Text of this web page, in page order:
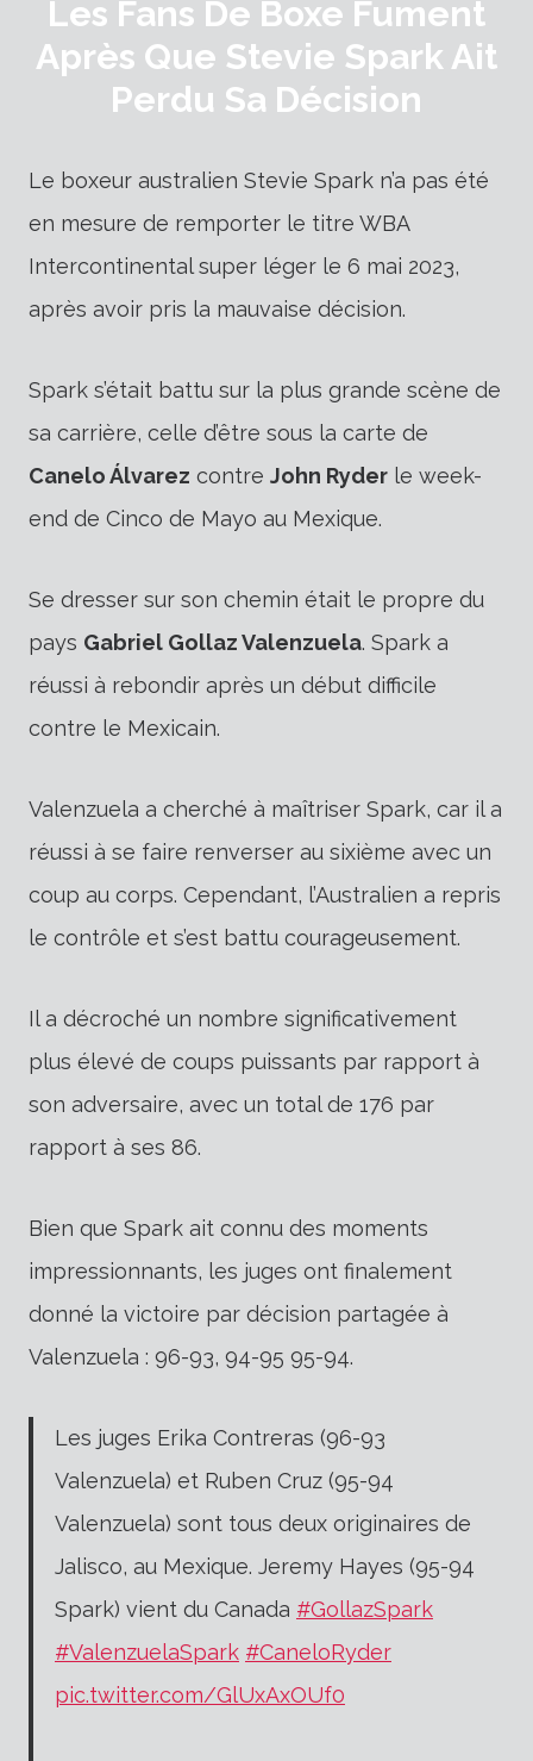
Les Fans De Boxe Fument
Après Que Stevie Spark Ait
Perdu Sa Décision
Le boxeur australien Stevie Spark n’a pas été
en mesure de remporter le titre WBA
Intercontinental super léger le 6 mai 2023,
après avoir pris la mauvaise décision.
Spark s’était battu sur la plus grande scène de
sa carrière, celle d’être sous la carte de
Canelo Álvarez contre John Ryder le week-
end de Cinco de Mayo au Mexique.
Se dresser sur son chemin était le propre du
pays Gabriel Gollaz Valenzuela. Spark a
réussi à rebondir après un début difficile
contre le Mexicain.
Valenzuela a cherché à maîtriser Spark, car il a
réussi à se faire renverser au sixième avec un
coup au corps. Cependant, l’Australien a repris
le contrôle et s’est battu courageusement.
Il a décroché un nombre significativement
plus élevé de coups puissants par rapport à
son adversaire, avec un total de 176 par
rapport à ses 86.
Bien que Spark ait connu des moments
impressionnants, les juges ont finalement
donné la victoire par décision partagée à
Valenzuela : 96-93, 94-95 95-94️.
Les juges Erika Contreras (96-93
Valenzuela) et Ruben Cruz (95-94
Valenzuela) sont tous deux originaires de
Jalisco, au Mexique. Jeremy Hayes (95-94
Spark) vient du Canada #GollazSpark
#ValenzuelaSpark #CaneloRyder
pic.twitter.com/GlUxAxOUf0